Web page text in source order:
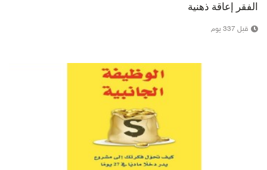
الفقر إعاقة ذهنية
قبل 337 يوم